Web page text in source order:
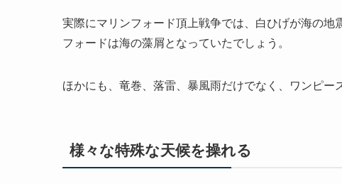
実際にマリンフォード頂上戦争では、白ひげが海の
フォードは海の藻屑となっていたでしょう。
ほかにも、竜巻、落雷、暴風雨だけでなく、ワンピー
様々な特殊な天候を操れる